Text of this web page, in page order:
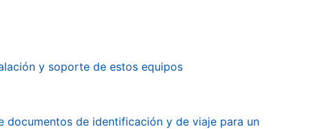
y soporte de estos equipos
de identificación y de viaje para un